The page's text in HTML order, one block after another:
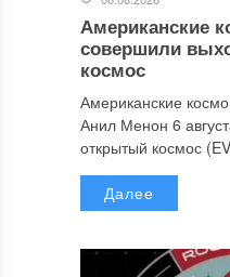
Американские
совершили
космос
Американские
Анил Менон 6
открытый космос
Далее